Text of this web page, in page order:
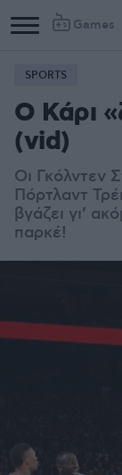
Games
1
2
SPORTS
Ο Κάρι
(vid)
Οι Γκόλντεν
Πόρτλαντ
βγάζει γι’
παρκέ!